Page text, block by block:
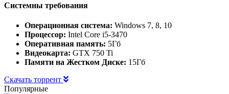
Системны требования
Операционная система: Windows 7, 8, 10
Процессор: Intel Core i5-3470
Оперативная память: 5Гб
Видеокарта: GTX 750 Ti
Памяти на Жестком Диске: 15Гб
Скачать торрент
Популярные